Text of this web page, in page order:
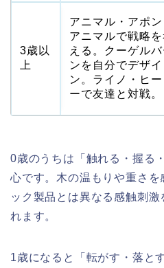
3歳以
上
アニマル・アポン
アニマルで戦略
える。クーゲルバ
ンを自分でデザイ
ン。ライノ・ヒー
ーで友達と対戦。
0歳のうちは「触れる・握る
心です。木の温もりや重さ
ック製品とは異なる感触刺
れます。
1歳になると「転がす・落と